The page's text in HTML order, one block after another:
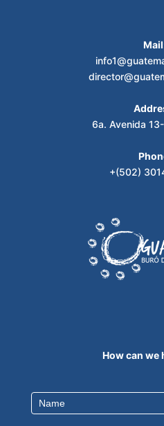
6a. Avenida
+(502)
How can we
Contact
Us